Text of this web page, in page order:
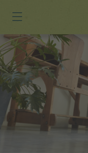
Skip to main content